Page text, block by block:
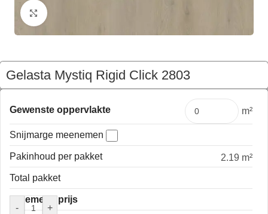
Klik om te vergroten
Gelasta Mystiq Rigid Click 2803
€112,59 Pakket
Gewenste oppervlakte m²
Snijmarge meenemen
Pakinhoud per pakket
2.19 m²
Total pakket
Algemene prijs
-
+